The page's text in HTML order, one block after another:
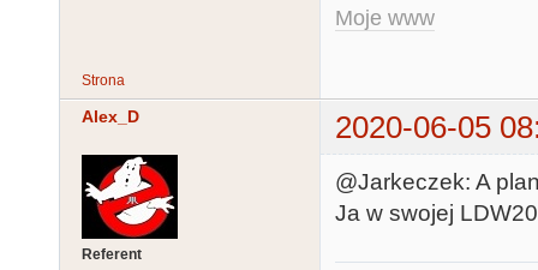
Moje www
Strona
Alex_D 2020-06-05
Referent
@Jarkeczek: A
Ja w swojej